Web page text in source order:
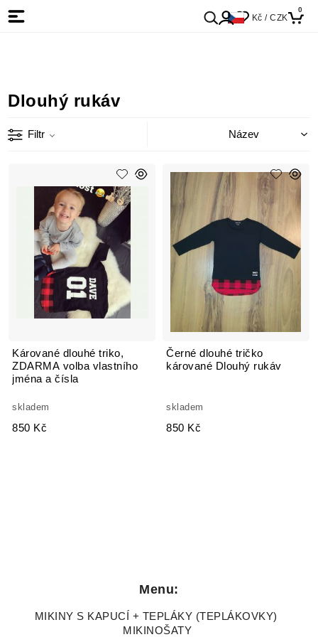
Kč / CZK
0
Dlouhý rukáv
Filtr
Kárované dlouhé triko,
ZDARMA volba vlastního
jména a čísla
skladem
850 Kč
Černé dlouhé tričko
kárované Dlouhý rukáv
skladem
850 Kč
Menu:
MIKINY S KAPUCÍ + TEPLÁKY (TEPLÁKOVKY)
MIKINOŠATY